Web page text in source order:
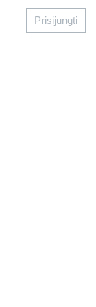
Prisijungti